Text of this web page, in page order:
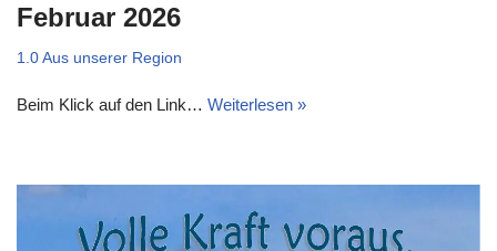
Februar 2026
1.0 Aus unserer Region
Beim Klick auf den Link… Weiterlesen »